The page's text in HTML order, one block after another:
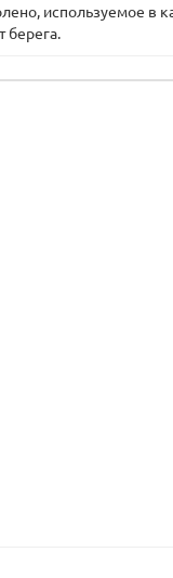
используемое в
берега.